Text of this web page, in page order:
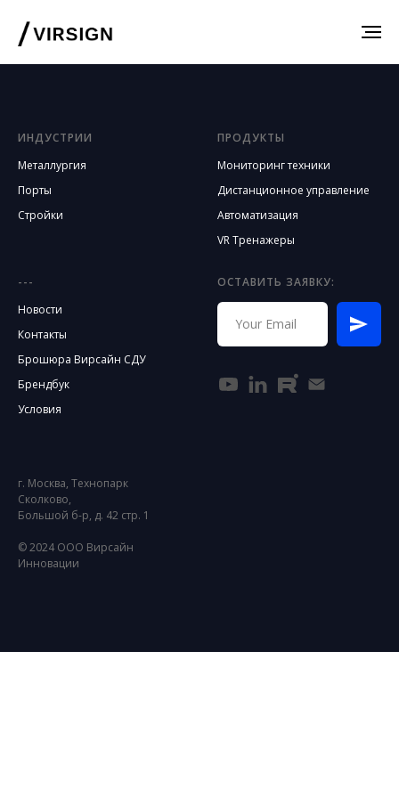
ИНДУСТРИИ
Металлургия
Порты
Стройки
ПРОДУКТЫ
Мониторинг техники
Дистанционное управление
Автоматизация
VR Тренажеры
---
Новости
Контакты
Брошюра Вирсайн СДУ
Брендбук
Условия
ОСТАВИТЬ ЗАЯВКУ:
г. Москва, Технопарк
Сколково,
Большой б-р, д. 42 стр. 1
© 2024 ООО Вирсайн
Инновации